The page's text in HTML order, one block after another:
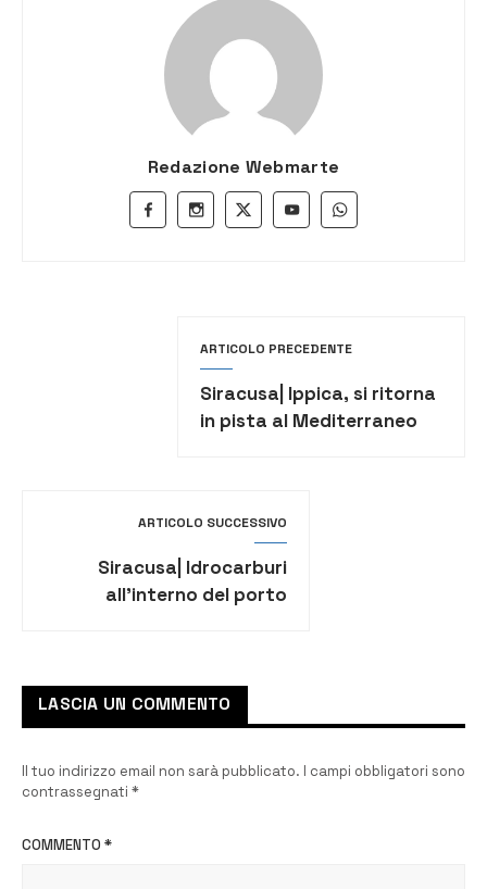
Redazione Webmarte
ARTICOLO PRECEDENTE
Siracusa| Ippica, si ritorna
in pista al Mediterraneo
ARTICOLO SUCCESSIVO
Siracusa| Idrocarburi
all’interno del porto
LASCIA UN COMMENTO
Il tuo indirizzo email non sarà pubblicato. I campi obbligatori sono
contrassegnati *
COMMENTO *